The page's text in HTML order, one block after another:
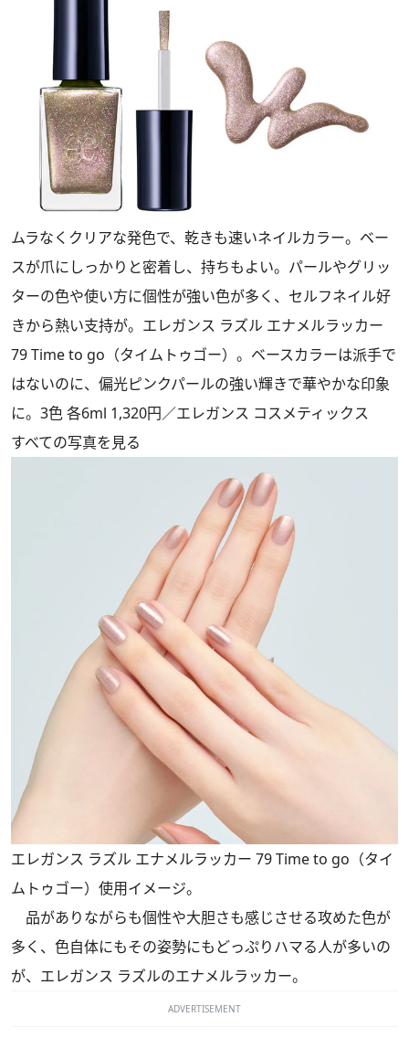
ムラなくクリアな発色で、乾きも速いネイルカラー。ベー
スが爪にしっかりと密着し、持ちもよい。パールやグリッ
ターの色や使い方に個性が強い色が多く、セルフネイル好
きから熱い支持が。エレガンス ラズル エナメルラッカー
79 Time to go（タイムトゥゴー）。ベースカラーは派手で
はないのに、偏光ピンクパールの強い輝きで華やかな印象
に。3色 各6ml 1,320円／エレガンス コスメティックス
すべての写真を見る
エレガンス ラズル エナメルラッカー 79 Time to go（タイ
ムトゥゴー）使用イメージ。
品がありながらも個性や大胆さも感じさせる攻めた色が
多く、色自体にもその姿勢にもどっぷりハマる人が多いの
が、エレガンス ラズルのエナメルラッカー。
ADVERTISEMENT